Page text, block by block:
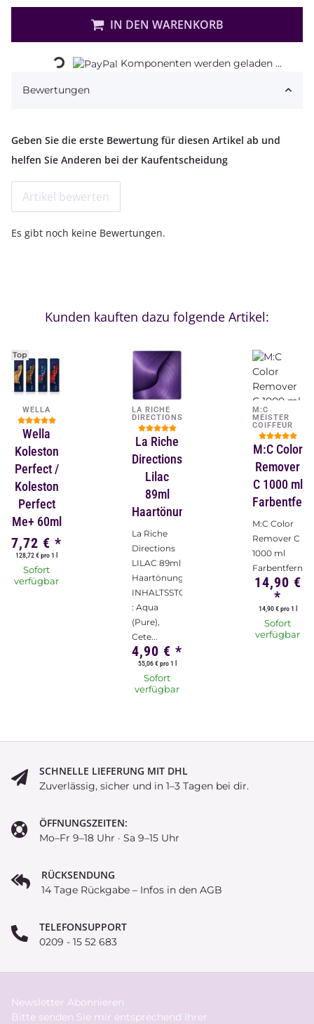
IN DEN WARENKORB
Loading... Komponenten werden geladen ...
Bewertungen
Geben Sie die erste Bewertung für diesen Artikel ab und
helfen Sie Anderen bei der Kaufentscheidung
Artikel bewerten
Es gibt noch keine Bewertungen.
Kunden kauften dazu folgende Artikel:
Top
WELLA
Wella
Koleston
Perfect /
Koleston
Perfect
Me+ 60ml
7,72 € *
128,72 € pro 1 l
Sofort
verfügbar
LA RICHE
DIRECTIONS
La Riche
Directions
Lilac
89ml
Haartönung
La Riche
Directions
LILAC 89ml
Haartönung
INHALTSSTOFFE
: Aqua
(Pure),
Cete...
4,90 € *
55,06 € pro 1 l
Sofort
verfügbar
M:C
MEISTER
COIFFEUR
M:C Color
Remover
C 1000 ml
M:C Color
Remover C
1000 ml
Farbentferner
14,90 €
*
14,90 € pro 1 l
Sofort
verfügbar
SCHNELLE LIEFERUNG MIT DHL
Zuverlässig, sicher und in 1–3 Tagen bei dir.
ÖFFNUNGSZEITEN:
Mo–Fr 9–18 Uhr · Sa 9–15 Uhr
RÜCKSENDUNG
14 Tage Rückgabe – Infos in den AGB
TELEFONSUPPORT
0209 - 15 52 683
Newsletter Abonnieren
Bitte senden Sie mir entsprechend Ihrer